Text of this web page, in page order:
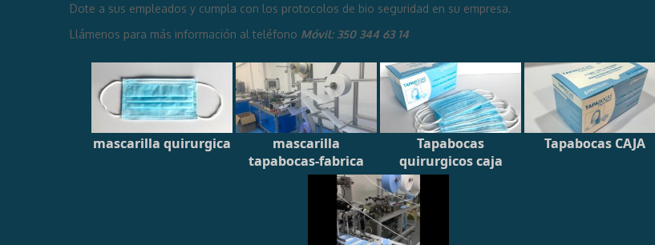
Dote a sus empleados y cumpla con los protocolos de bio seguridad en su empresa.
Llámenos para más información al teléfono Móvil: 350 344 63 14
mascarilla quirurgica
mascarilla
tapabocas-fabrica
Tapabocas
quirurgicos caja
Tapabocas CAJA